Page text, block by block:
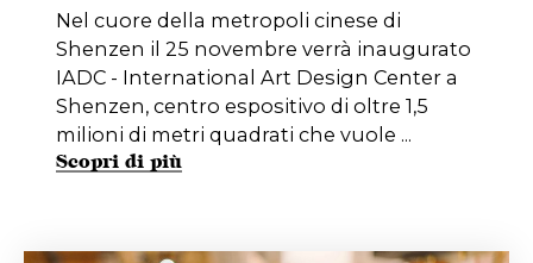
Nel cuore della metropoli cinese di
Shenzen il 25 novembre verrà inaugurato
IADC - International Art Design Center a
Shenzen, centro espositivo di oltre 1,5
milioni di metri quadrati che vuole ...
Scopri di più